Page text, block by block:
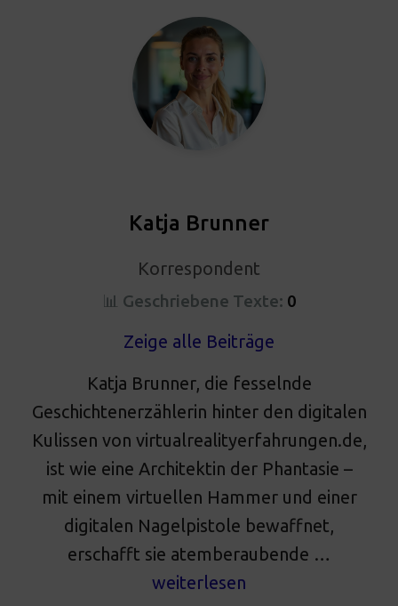
Katja Brunner
Korrespondent
📊 Geschriebene Texte: 0
Zeige alle Beiträge
Katja Brunner, die fesselnde
Geschichtenerzählerin hinter den digitalen
Kulissen von virtualrealityerfahrungen.de,
ist wie eine Architektin der Phantasie –
mit einem virtuellen Hammer und einer
digitalen Nagelpistole bewaffnet,
erschafft sie atemberaubende …
weiterlesen